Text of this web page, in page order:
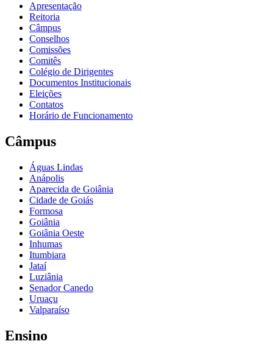
Apresentação
Reitoria
Câmpus
Conselhos
Comissões
Comitês
Colégio de Dirigentes
Documentos Institucionais
Eleições
Contatos
Horário de Funcionamento
Câmpus
Águas Lindas
Anápolis
Aparecida de Goiânia
Cidade de Goiás
Formosa
Goiânia
Goiânia Oeste
Inhumas
Itumbiara
Jataí
Luziânia
Senador Canedo
Uruaçu
Valparaíso
Ensino